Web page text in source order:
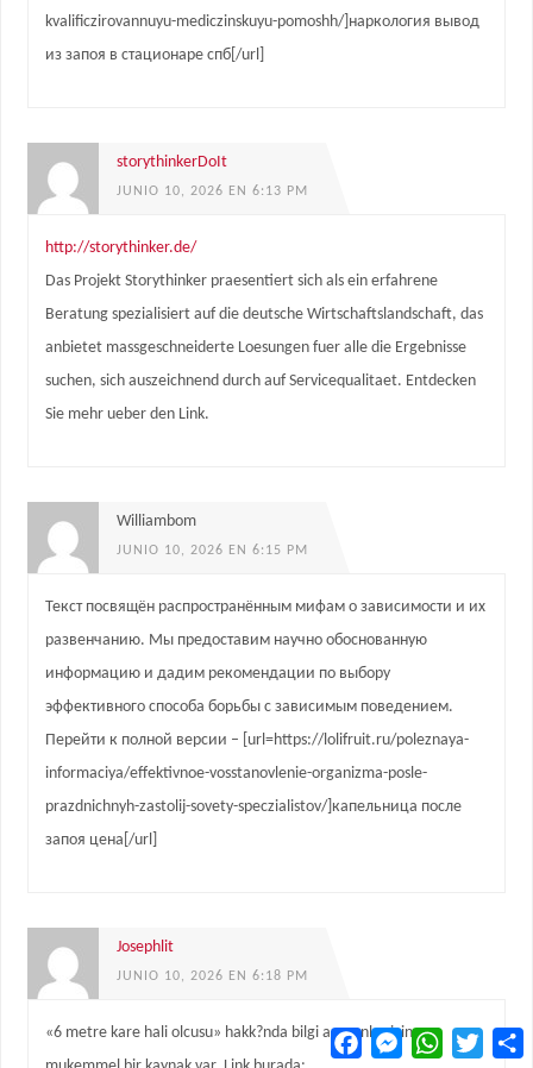
kvalificzirovannuyu-mediczinskuyu-pomoshh/]наркология вывод
из запоя в стационаре спб[/url]
storythinkerDoIt
JUNIO 10, 2026 EN 6:13 PM
http://storythinker.de/
Das Projekt Storythinker praesentiert sich als ein erfahrene
Beratung spezialisiert auf die deutsche Wirtschaftslandschaft, das
anbietet massgeschneiderte Loesungen fuer alle die Ergebnisse
suchen, sich auszeichnend durch auf Servicequalitaet. Entdecken
Sie mehr ueber den Link.
Williambom
JUNIO 10, 2026 EN 6:15 PM
Текст посвящён распространённым мифам о зависимости и их
развенчанию. Мы предоставим научно обоснованную
информацию и дадим рекомендации по выбору
эффективного способа борьбы с зависимым поведением.
Перейти к полной версии – [url=https://lolifruit.ru/poleznaya-
informaciya/effektivnoe-vosstanovlenie-organizma-posle-
prazdnichnyh-zastolij-sovety-speczialistov/]капельница после
запоя цена[/url]
Josephlit
JUNIO 10, 2026 EN 6:18 PM
«6 metre kare hali olcusu» hakk?nda bilgi arayanlar icin
FacebookMessengerWhatsApp
Twitter